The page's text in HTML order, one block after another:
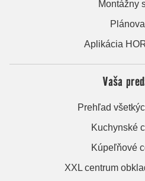
Montážny
Aplikácia
Vaša
Prehľad
Kuchynské
Kúpeľňové
XXL centrum